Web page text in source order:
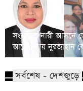
সংরক্ষিত নারী আসনে
আলোচনায় নুরজাহান
সর্বশেষ - দেশজুড়ে